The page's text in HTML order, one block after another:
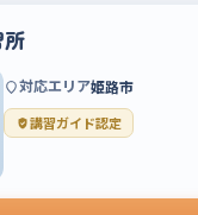
対応エリア姫路市
講習ガイド認定